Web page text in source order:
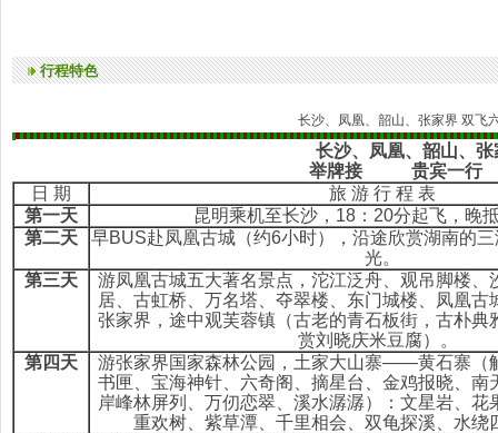
行程特色
长沙、凤凰、韶山、张家界 双飞
长沙、凤凰、韶山、张家
举牌接
贵宾一行
日 期
旅 游 行 程 表
第一天
昆明乘机至长沙，18：20分起飞，晚
第二天
早BUS赴凤凰古城（约6小时），沿途欣赏湖南的
光。
第三天
游凤凰古城五大著名景点，沱江泛舟、观吊脚楼、
居、古虹桥、万名塔、夺翠楼、东门城楼、凤凰古
张家界，途中观芙蓉镇（古老的青石板街，古朴典
赏刘晓庆米豆腐）。
第四天
游张家界国家森林公园，土家大山寨——黄石寨（
书匣、宝海神针、六奇阁、摘星台、金鸡报晓、南
岸峰林屏列、万仞恋翠、溪水潺潺）：文星岩、花
重欢树、紫草潭、千里相会、双龟探溪、水绕